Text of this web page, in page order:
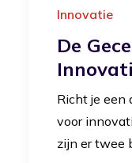
Innovatie
De
Richt je een
voor
zijn er twee